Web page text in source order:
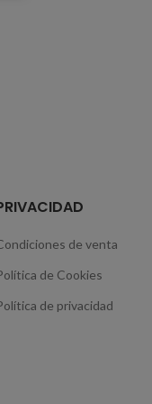
de venta
de Cookies
de privacidad